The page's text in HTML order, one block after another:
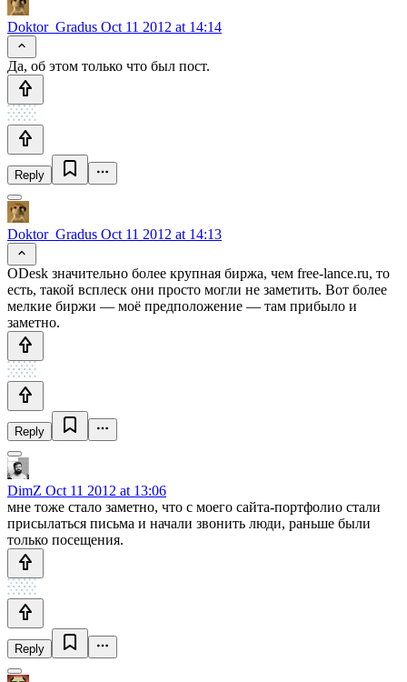
Doktor_Gradus Oct 11 2012 at 14:14
Да, об этом только что был пост.
Reply
Doktor_Gradus Oct 11 2012 at 14:13
ODesk значительно более крупная биржа, чем free-lance.ru, то
есть, такой всплеск они просто могли не заметить. Вот более
мелкие биржи — моё предположение — там прибыло и
заметно.
Reply
DimZ Oct 11 2012 at 13:06
мне тоже стало заметно, что с моего сайта-портфолио стали
присылаться письма и начали звонить люди, раньше были
только посещения.
Reply